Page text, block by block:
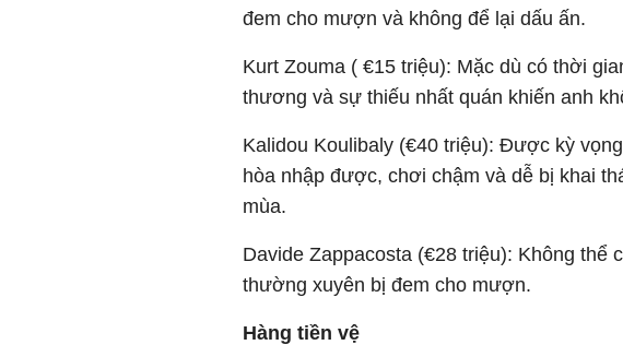
đem cho mượn và không để lại dấu ấn.​
Kurt Zouma ( €15 triệu): Mặc dù có thời
thương và sự thiếu nhất quán khiến anh
Kalidou Koulibaly (€40 triệu): Được kỳ
hòa nhập được, chơi chậm và dễ bị khai
mùa.
Davide Zappacosta (€28 triệu): Không thể
thường xuyên bị đem cho mượn.
Hàng tiền vệ